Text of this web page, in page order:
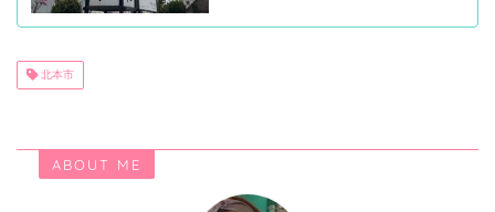
北本市
ABOUT ME